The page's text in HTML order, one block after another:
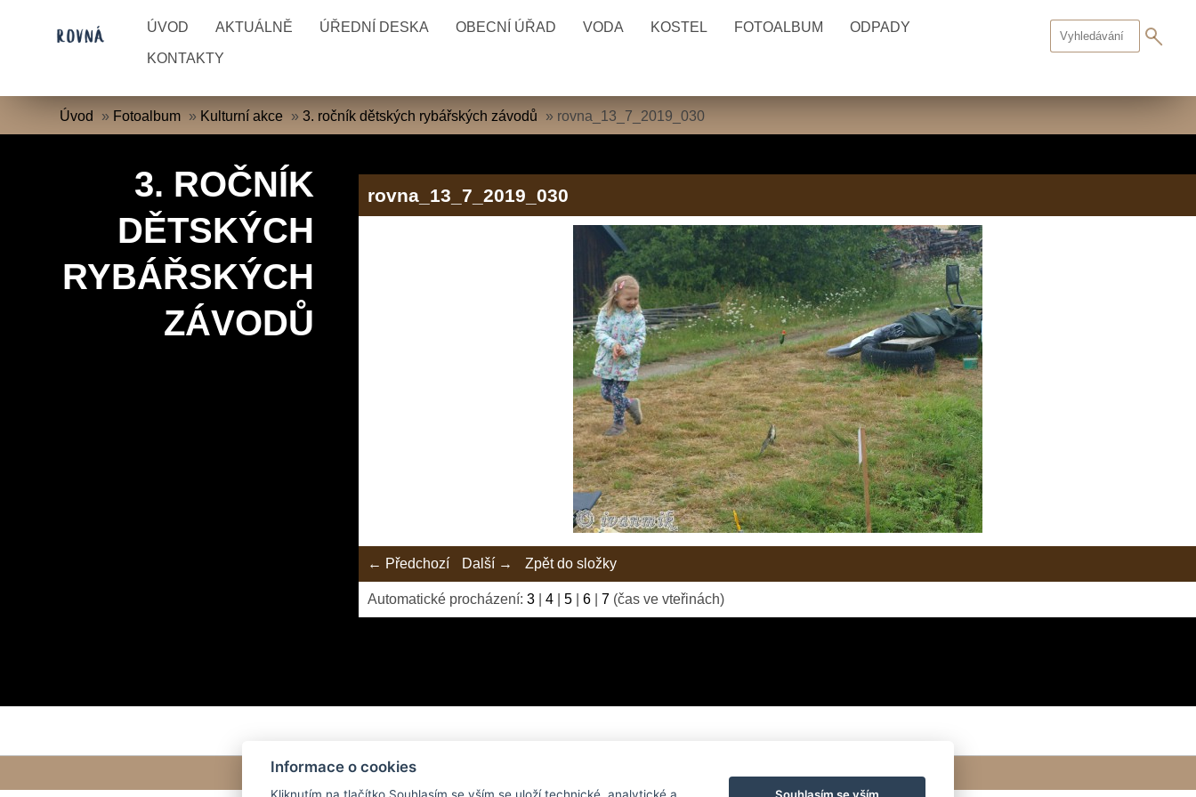
ÚVOD AKTUÁLNĚ ÚŘEDNÍ DESKA OBECNÍ ÚŘAD VODA KOSTEL FOTOALBUM ODPADY
KONTAKTY
Úvod » Fotoalbum » Kulturní akce »3. ročník dětských rybářských závodů » rovna_13_7_2019_030
3. ROČNÍK
DĚTSKÝCH
RYBÁŘSKÝCH
ZÁVODŮ
rovna_13_7_2019_030
← Předchozí Další → Zpět do složky
Automatické procházení:3 |4 |5 |6 |7 (čas ve vteřinách)
Informace o cookies